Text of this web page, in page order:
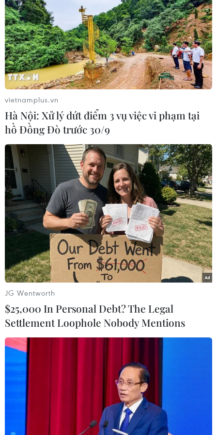
TIN LIÊN QUAN
Biểu đồ đợt dịch COVID-19
thứ 4 trên cả nước
30/11/2021 01:05
Ngày 29/11/2021, cả nước ghi nhận 13.770 ca mắc mới
COVID-19, nâng tổng số ca mắc trong đợt dịch thứ 4 lên
vietnamplus.vn
Hà Nội: Xử lý dứt điểm 3 vụ việc vi phạm tại
hồ Đồng Đò trước 30/9
JG Wentworth
$25,000 In Personal Debt? The Legal
Settlement Loophole Nobody Mentions